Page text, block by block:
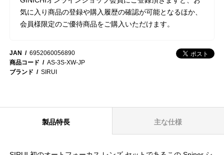
気に入り商品の登録や購入履歴の確認が可能となるほか、
会員様限定のご優待商品をご購入いただけます。
JAN
6952060056890
商品コード
AS-3S-XW-JP
ブランド
SIRUI
製品特長 主な仕様